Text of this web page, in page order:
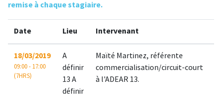
remise à chaque stagiaire.
Date Lieu Intervenant
18/03/2019
09:00 - 17:00
(7HRS)
A
définir
13 A
définir
Maïté Martinez, référente
commercialisation/circuit-court
à l'ADEAR 13.